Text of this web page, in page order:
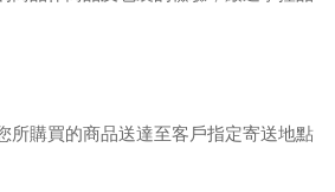
所購買的商品送達至客戶指定寄送地點